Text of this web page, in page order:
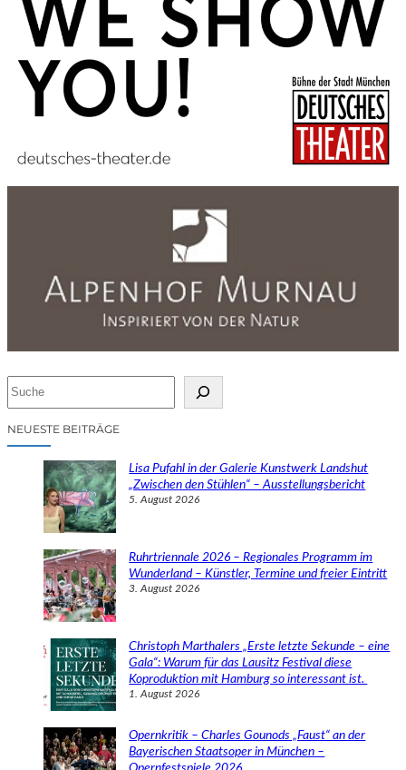
NEUESTE BEITRÄGE
Lisa Pufahl in der Galerie Kunstwerk Landshut
„Zwischen den Stühlen“ – Ausstellungsbericht
5. August 2026
Ruhrtriennale 2026 – Regionales Programm im
Wunderland – Künstler, Termine und freier Eintritt
3. August 2026
Christoph Marthalers „Erste letzte Sekunde – eine
Gala“: Warum für das Lausitz Festival diese
Koproduktion mit Hamburg so interessant ist.
1. August 2026
Opernkritik – Charles Gounods „Faust“ an der
Bayerischen Staatsoper in München –